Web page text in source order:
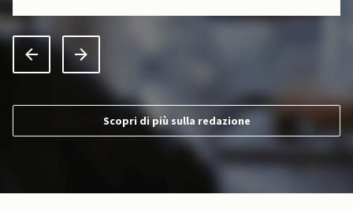
Scopri di più sulla redazione